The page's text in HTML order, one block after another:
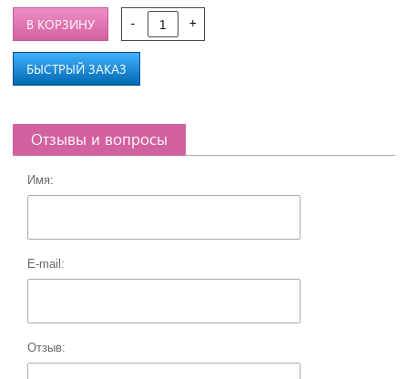
- +
В КОРЗИНУ
БЫСТРЫЙ ЗАКАЗ
Отзывы и вопросы
Имя:
E-mail:
Отзыв: